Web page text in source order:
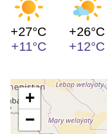
+27°C
+11°C
+26°C
+12°C
+
−